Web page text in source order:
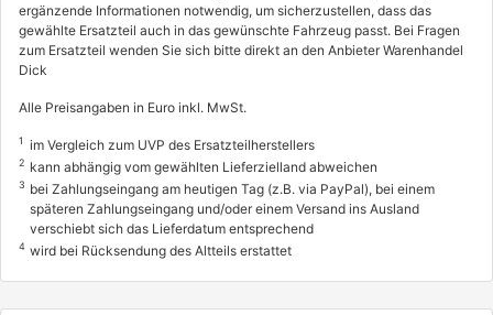
ergänzende Informationen notwendig, um sicherzustellen, dass das
gewählte Ersatzteil auch in das gewünschte Fahrzeug passt. Bei Fragen
zum Ersatzteil wenden Sie sich bitte direkt an den Anbieter Warenhandel
Dick
Alle Preisangaben in Euro inkl. MwSt.
1 im Vergleich zum UVP des Ersatzteilherstellers
2 kann abhängig vom gewählten Lieferzielland abweichen
3 bei Zahlungseingang am heutigen Tag (z.B. via PayPal), bei einem
späteren Zahlungseingang und/oder einem Versand ins Ausland
verschiebt sich das Lieferdatum entsprechend
4 wird bei Rücksendung des Altteils erstattet